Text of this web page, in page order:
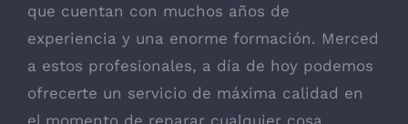
que cuentan con muchos años de
experiencia y una enorme formación. Merced
a estos profesionales, a día de hoy podemos
ofrecerte un servicio de máxima calidad en
el momento de reparar cualquier cosa